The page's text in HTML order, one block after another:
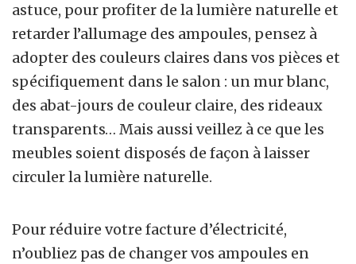
astuce, pour profiter de la lumière naturelle et
retarder l’allumage des ampoules, pensez à
adopter des couleurs claires dans vos pièces et
spécifiquement dans le salon : un mur blanc,
des abat-jours de couleur claire, des rideaux
transparents… Mais aussi veillez à ce que les
meubles soient disposés de façon à laisser
circuler la lumière naturelle.
Pour réduire votre facture d’électricité,
n’oubliez pas de changer vos ampoules en